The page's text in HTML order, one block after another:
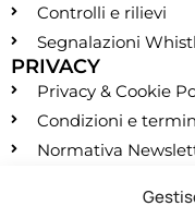
Controlli e rilievi
Segnalazioni
PRIVACY
Privacy & Cookie
Condizioni e
Normativa